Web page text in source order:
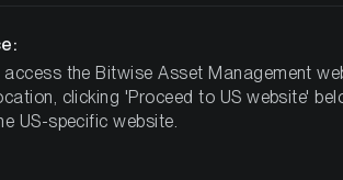
KRYPTO-MARKT-KOMPASS -
WOCHE 37, 2024
the Bitwise Asset Management
clicking 'Proceed to US website'
US-specific website.